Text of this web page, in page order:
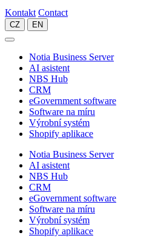
Kontakt Contact
CZ EN
Notia Business Server
AI asistent
NBS Hub
CRM
eGovernment software
Software na míru
Výrobní systém
Shopify aplikace
Notia Business Server
AI asistent
NBS Hub
CRM
eGovernment software
Software na míru
Výrobní systém
Shopify aplikace